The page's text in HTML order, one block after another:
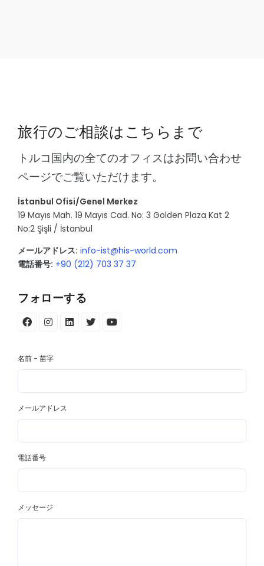
旅行のご相談はこちらまで
トルコ国内の全てのオフィスはお問い合わせ
ページでご覧いただけます。
İstanbul Ofisi/Genel Merkez
19 Mayıs Mah. 19 Mayıs Cad. No: 3 Golden Plaza Kat 2
No:2 Şişli / İstanbul
メールアドレス: info-ist@his-world.com
電話番号: +90 (212) 703 37 37
フォローする
名前 - 苗字
メールアドレス
電話番号
メッセージ